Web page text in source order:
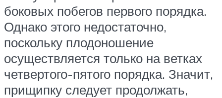
боковых побегов первого порядка.
Однако этого недостаточно,
поскольку плодоношение
осуществляется только на ветках
четвертого-пятого порядка. Значит,
прищипку следует продолжать,